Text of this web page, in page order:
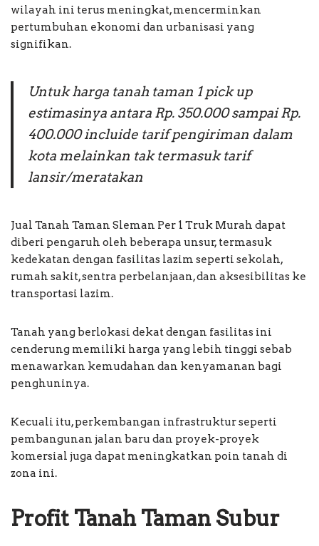
wilayah ini terus meningkat, mencerminkan
pertumbuhan ekonomi dan urbanisasi yang
signifikan.
Untuk harga tanah taman 1 pick up
estimasinya antara Rp. 350.000 sampai Rp.
400.000 incluide tarif pengiriman dalam
kota melainkan tak termasuk tarif
lansir/meratakan
Jual Tanah Taman Sleman Per 1 Truk Murah dapat
diberi pengaruh oleh beberapa unsur, termasuk
kedekatan dengan fasilitas lazim seperti sekolah,
rumah sakit, sentra perbelanjaan, dan aksesibilitas ke
transportasi lazim.
Tanah yang berlokasi dekat dengan fasilitas ini
cenderung memiliki harga yang lebih tinggi sebab
menawarkan kemudahan dan kenyamanan bagi
penghuninya.
Kecuali itu, perkembangan infrastruktur seperti
pembangunan jalan baru dan proyek-proyek
komersial juga dapat meningkatkan poin tanah di
zona ini.
Profit Tanah Taman Subur